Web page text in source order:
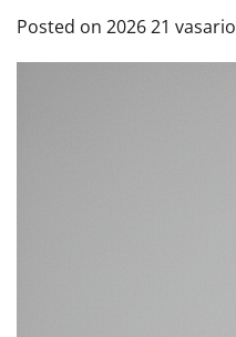
Posted on 2026 21 vasario